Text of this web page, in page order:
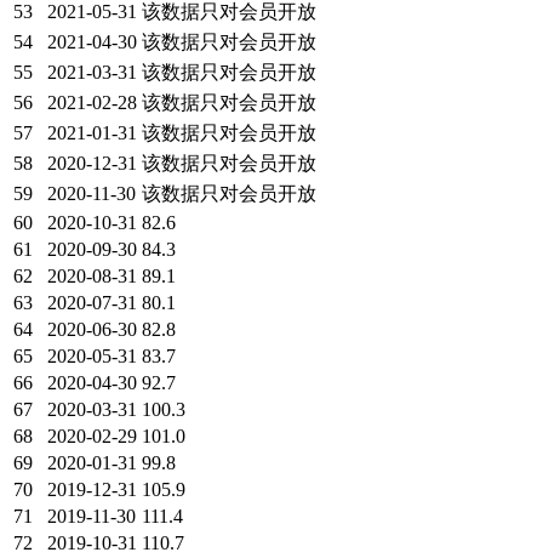
53
2021-05-31 该数据只对会员开放
54
2021-04-30 该数据只对会员开放
55
2021-03-31 该数据只对会员开放
56
2021-02-28 该数据只对会员开放
57
2021-01-31 该数据只对会员开放
58
2020-12-31 该数据只对会员开放
59
2020-11-30 该数据只对会员开放
60
2020-10-31 82.6
61
2020-09-30 84.3
62
2020-08-31 89.1
63
2020-07-31 80.1
64
2020-06-30 82.8
65
2020-05-31 83.7
66
2020-04-30 92.7
67
2020-03-31 100.3
68
2020-02-29 101.0
69
2020-01-31 99.8
70
2019-12-31 105.9
71
2019-11-30 111.4
72
2019-10-31 110.7